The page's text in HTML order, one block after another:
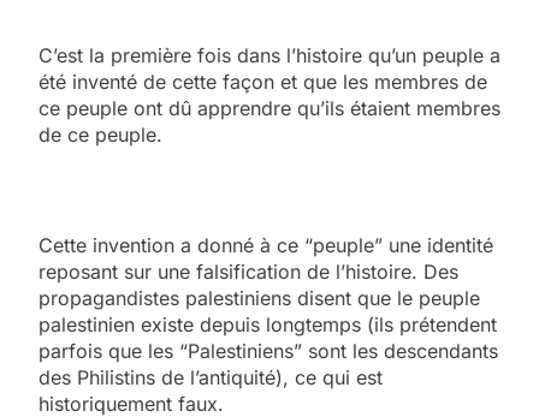
C’est la première fois dans l’histoire qu’un peuple a
été inventé de cette façon et que les membres de
ce peuple ont dû apprendre qu’ils étaient membres
de ce peuple.
Cette invention a donné à ce “peuple” une identité
reposant sur une falsification de l’histoire. Des
propagandistes palestiniens disent que le peuple
palestinien existe depuis longtemps (ils prétendent
parfois que les “Palestiniens” sont les descendants
des Philistins de l’antiquité), ce qui est
historiquement faux.